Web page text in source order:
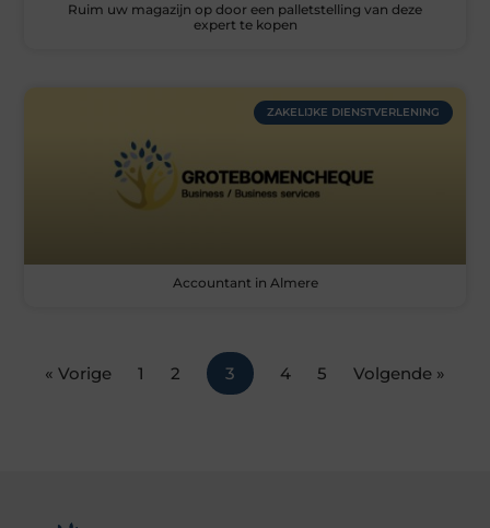
Ruim uw magazijn op door een palletstelling van deze
expert te kopen
ZAKELIJKE DIENSTVERLENING
Accountant in Almere
« Vorige 1 2 3 4 5 Volgende »